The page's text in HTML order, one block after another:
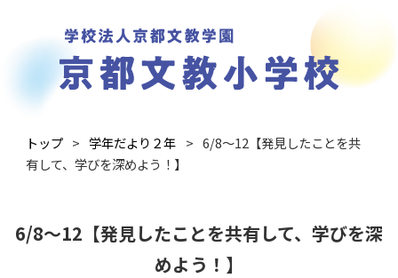
トップ 学年だより２年
6/8～12【発見したことを共
有して、学びを深めよう！】
6/8～12【発見したことを共有して、学びを深
めよう！】